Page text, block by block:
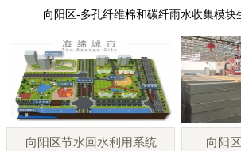
向阳区-多孔纤维棉和碳纤雨水收集模块
向阳区节水回水利用系统 向阳